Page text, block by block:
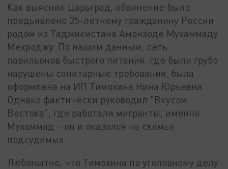
Как выяснил Царьград, обвинение было
предъявлено 35-летнему гражданину России
родом из Таджикистана Амонзоде Мухаммаду
Мехроджу. По нашим данным, сеть
павильонов быстрого питания, где были грубо
нарушены санитарные требования, была
оформлена на ИП Тимохина Нина Юрьевна.
Однако фактически руководил "Вкусом
Востока", где работали мигранты, именно
Мухаммад – он и оказался на скамье
подсудимых.
Любопытно, что Тимохина по уголовному делу